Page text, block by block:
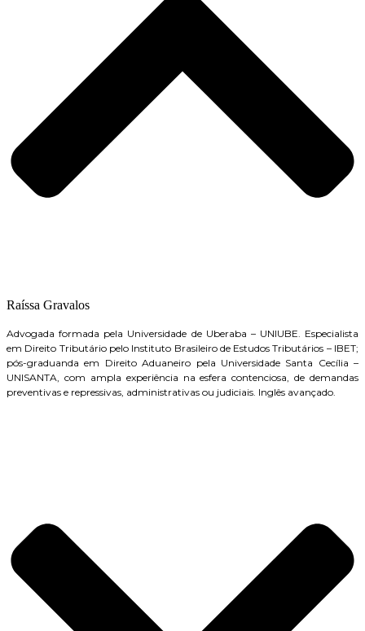
Raíssa Gravalos
Advogada formada pela Universidade de Uberaba – UNIUBE. Especialista
em Direito Tributário pelo Instituto Brasileiro de Estudos Tributários – IBET;
pós-graduanda em Direito Aduaneiro pela Universidade Santa Cecília –
UNISANTA, com ampla experiência na esfera contenciosa, de demandas
preventivas e repressivas, administrativas ou judiciais. Inglês avançado.